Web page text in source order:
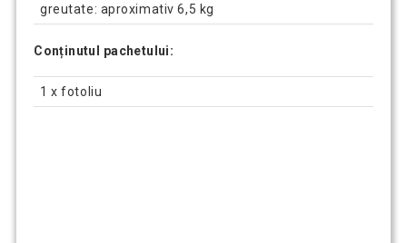
greutate: aproximativ 6,5 kg
Conținutul pachetului:
1 x fotoliu